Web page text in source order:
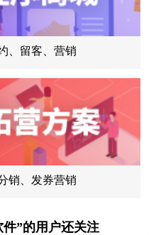
、留客、营销
销、发券营销
”的用户还关注